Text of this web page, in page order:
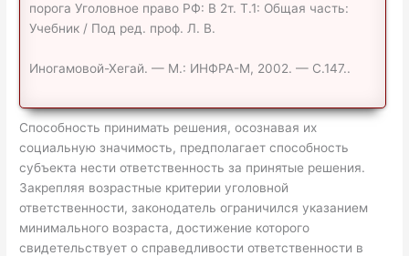
порога Уголовное право РФ: В 2т. Т.1: Общая часть:
Учебник / Под ред. проф. Л. В.
Иногамовой-Хегай. — М.: ИНФРА-М, 2002. — С.147..
Способность принимать решения, осознавая их
социальную значимость, предполагает способность
субъекта нести ответственность за принятые решения.
Закрепляя возрастные критерии уголовной
ответственности, законодатель ограничился указанием
минимального возраста, достижение которого
свидетельствует о справедливости ответственности в